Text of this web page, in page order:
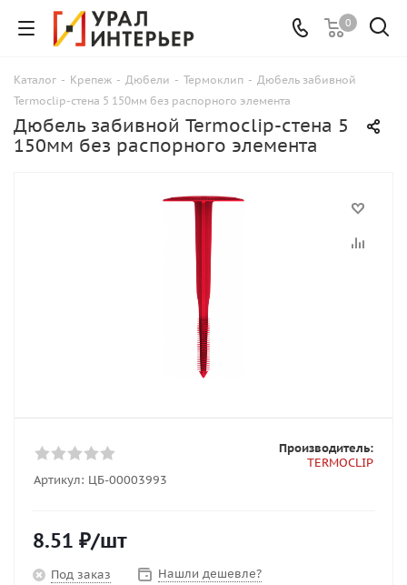
0
Каталог - Крепеж - Дюбели - Термоклип - Дюбель забивной
Termoclip-стена 5 150мм без распорного элемента
Дюбель забивной Termoclip-стена 5
150мм без распорного элемента
Артикул: ЦБ-00003993
Производитель:
TERMOCLIP
8.51 ₽/шт
Под заказ Нашли дешевле?